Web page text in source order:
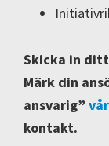
Skicka in
Märk din
ansvarig”
kontakt.